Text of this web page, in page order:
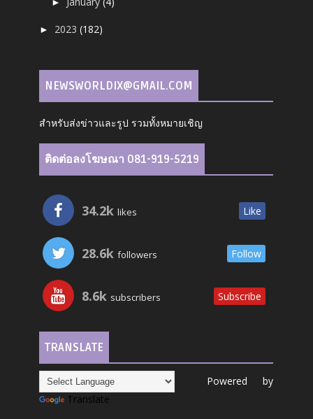
► 2023(182)
NEWSWORLDIX@GMAIL.COM
สำหรับส่งข่าวและรูป รวมทั้งหมายเชิญ
ติดต่อลงโฆษณา 081-919-5219
34.2k likes Like
28.6k followers Follow
8.6k subscribers Subscribe
TRANSLATE
Powered by
Translate